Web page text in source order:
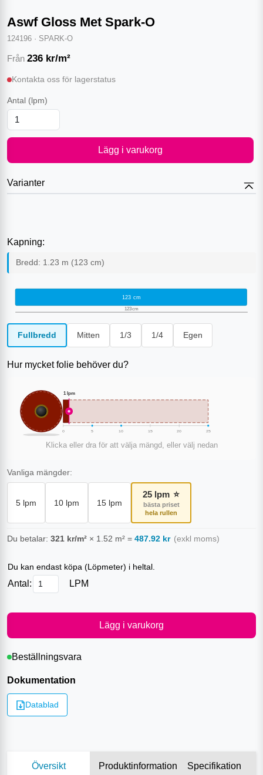
Aswf Gloss Met Spark-O
124196 · SPARK-O
Från 236 kr/m²
Kontakta oss för lagerstatus
Antal (lpm)
Lägg i varukorg
Varianter
Kapning:
Bredd: 1.23 m (123 cm)
123 cm
123cm
Fullbredd Mitten 1/3 1/4 Egen
Hur mycket folie behöver du?
1 lpm
0 5 10 15 20 25
Klicka eller dra för att välja mängd, eller välj nedan
Vanliga mängder:
5 lpm 10 lpm 15 lpm
25 lpm ⭐
bästa priset
hela rullen
Du betalar: 321 kr/m² × 1.52 m² = 487.92 kr (exkl moms)
Du kan endast köpa (Löpmeter) i heltal.
Antal: LPM
Lägg i varukorg
Beställningsvara
Dokumentation
Datablad
Översikt Produktinformation Specifikation